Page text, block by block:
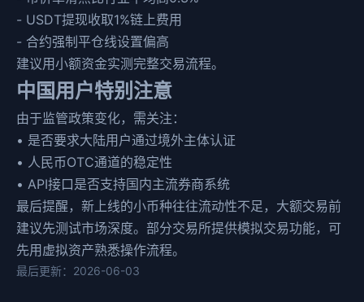
- USDT提现收取1%链上费用
- 合约强制平仓线设置偏高
建议用小额资金实测完整交易流程。
中国用户特别注意
由于监管政策变化，需关注：
• 是否要求大陆用户通过境外主体认证
• 人民币OTC通道的稳定性
• API接口是否支持国内主流券商系统
最后提醒，新上线的小币种往往流动性不足，大额交易前
建议先测试市场深度。部分交易所提供模拟交易功能，可
先用虚拟资产熟悉操作流程。
最后更新：2026-06-03